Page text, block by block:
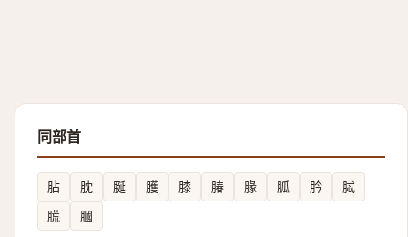
同部首
胋 䏙 脠 臒 膝 䐏 腞 胍 肣
脦
䐠
膕